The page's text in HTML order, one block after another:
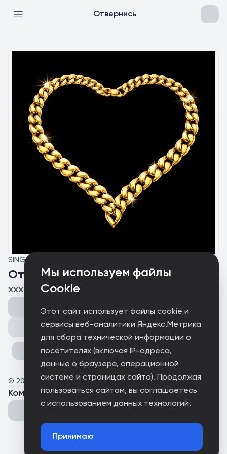
Мы используем файлы
Cookie
Этот сайт использует файлы cookie и
сервисы веб-аналитики Яндекс.Метрика
для сбора технической информации о
посетителях (включая IP-адреса,
данные о браузере, операционной
системе и страницах сайта). Продолжая
пользоваться сайтом, вы соглашаетесь
с использованием данных технологий.
Принимаю
Отвернись
SINGLE
Отвернись
xxxrutina, Bezboj, fulingable
Поделиться
© 2026 Культ Sound
Комментарии(0 )